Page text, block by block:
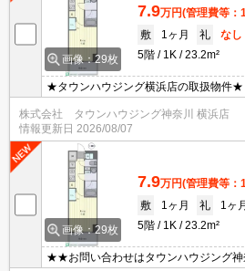
画像：29枚
7.9万円(管理費等：
敷
1ヶ月 礼
なし
5階
1K 23.2m²
★タウンハウジング横浜店の取扱物件★
株式会社 タウンハウジング神奈川 横浜店
情報更新日 2026/08/07
画像：29枚
7.9万円(管理費等：
敷
1ヶ月 礼
1ヶ月
5階
1K 23.2m²
★★お問い合わせはタウンハウジング